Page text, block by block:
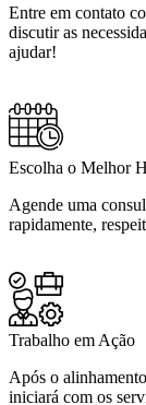
Entre em contato
discutir as
ajudar!
Escolha o Melhor
Agende uma
rapidamente,
Trabalho em Ação
Após o
iniciará com os